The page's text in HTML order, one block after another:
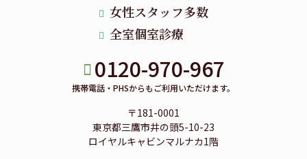
女性スタッフ多数
全室個室診療
0120-970-967
携帯電話・PHSからもご利用いただけます。
〒181-0001
東京都三鷹市井の頭5-10-23
ロイヤルキャビンマルナカ1階